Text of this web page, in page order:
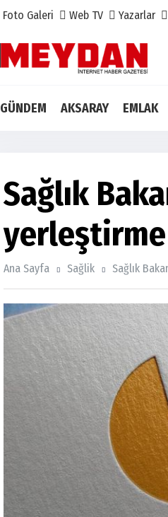
Foto Galeri Web TV Yazarlar
GÜNDEM AKSARAY EMLAK
Sağlık
yerleştirme
Ana Sayfa Sağlik Sağlık